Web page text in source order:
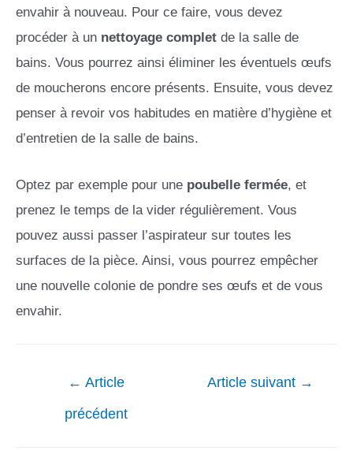
envahir à nouveau. Pour ce faire, vous devez
procéder à un nettoyage complet de la salle de
bains. Vous pourrez ainsi éliminer les éventuels œufs
de moucherons encore présents. Ensuite, vous devez
penser à revoir vos habitudes en matière d’hygiène et
d’entretien de la salle de bains.
Optez par exemple pour une poubelle fermée, et
prenez le temps de la vider régulièrement. Vous
pouvez aussi passer l’aspirateur sur toutes les
surfaces de la pièce. Ainsi, vous pourrez empêcher
une nouvelle colonie de pondre ses œufs et de vous
envahir.
← Article
précédent
Article suivant →